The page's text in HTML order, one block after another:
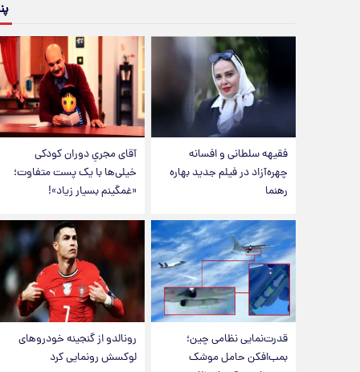
فقیهه سلطانی و افسانه
چهره‌آزاد در فیلم جدید بهاره
رهنما
آقای مجریِ دوران کودکی
خیلی‌ها با یک پست متفاوت؛
«غمگینم بسیار زیاد»!
قدرت‌نمایی نظامی چین؛
بمب‌افکن حامل موشک
رونالدو از گنجینه خودروهای
لوکسش رونمایی کرد